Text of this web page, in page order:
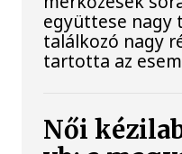
együttese nagy
találkozó nagy
tartotta az
Női